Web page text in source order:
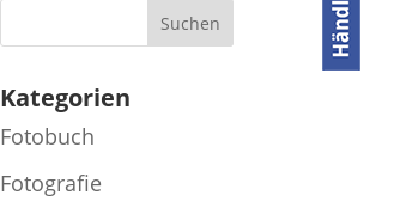
Kategorien
Fotobuch
Fotografie